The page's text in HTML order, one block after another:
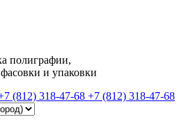
полиграфии,
и упаковки
(812) 318-47-68 +7 (812) 318-47-68